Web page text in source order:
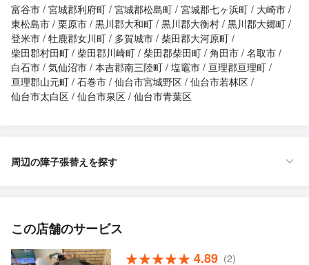
富谷市 宮城郡利府町 宮城郡松島町 宮城郡七ヶ浜町
大崎市
東松島市 栗原市 黒川郡大和町 黒川郡大衡村 黒川郡大郷町
登米市 牡鹿郡女川町 多賀城市
柴田郡大河原町
柴田郡村田町
柴田郡川崎町 柴田郡柴田町 角田市 名取市
白石市 気仙沼市 本吉郡南三陸町 塩竈市
亘理郡亘理町
亘理郡山元町 石巻市 仙台市宮城野区 仙台市若林区
仙台市太白区 仙台市泉区 仙台市青葉区
周辺の障子張替えを探す
この店舗のサービス
4.89 (2)